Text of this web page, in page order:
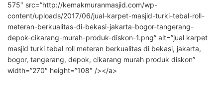
575″ src=”http://kemakmuranmasjid.com/wp-
content/uploads/2017/06/jual-karpet-masjid-turki-tebal-roll-
meteran-berkualitas-di-bekasi-jakarta-bogor-tangerang-
depok-cikarang-murah-produk-diskon-1.png” alt=”jual karpet
masjid turki tebal roll meteran berkualitas di bekasi, jakarta,
bogor, tangerang, depok, cikarang murah produk diskon”
width=”270″ height=”108″ /></a>